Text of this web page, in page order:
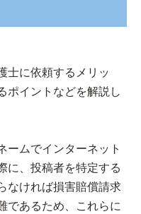
士に依頼するメリッ
ポイントなどを解説し
ームでインターネット
に、投稿者を特定する
なければ損害賠償請求
であるため、これらに